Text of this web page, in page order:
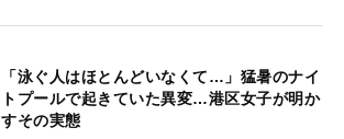
「泳ぐ人はほとんどいなくて…」猛暑のナイ
トプールで起きていた異変…港区女子が明か
すその実態